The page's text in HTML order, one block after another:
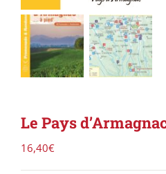
Le Pays
16,40€